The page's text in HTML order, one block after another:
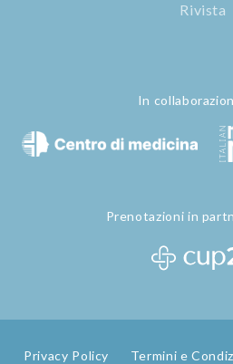
Rivista
In
Prenotazioni in
Privacy Policy Termini e